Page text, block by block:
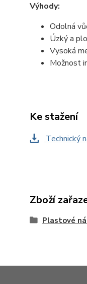
Výhody:
Odolná
Úzký a
Vysoká
Možnost
Ke stažení
Technický
Zboží
Plastové